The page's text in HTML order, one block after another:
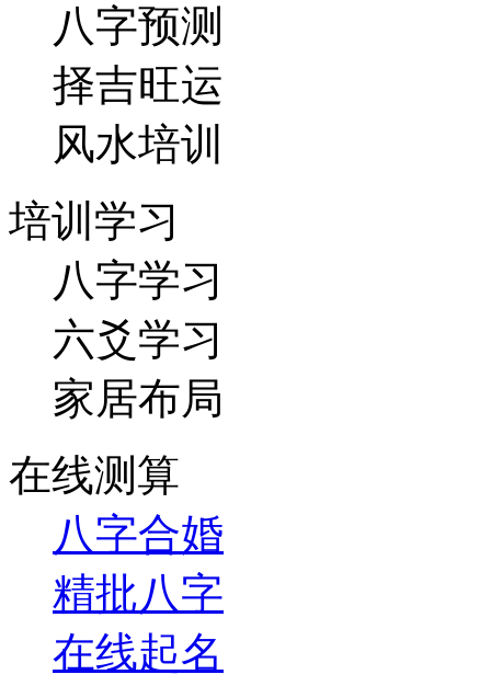
八字预测
择吉旺运
风水培训
培训学习
八字学习
六爻学习
家居布局
在线测算
八字合婚
精批八字
在线起名